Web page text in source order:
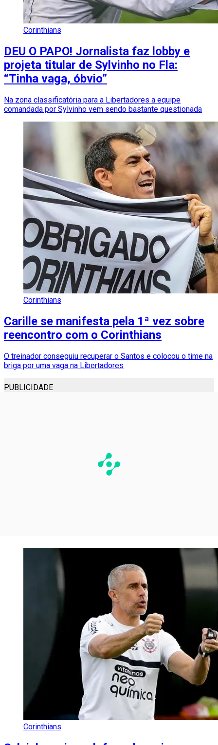
Corinthians
DEU O PAPO! Jornalista faz lobby e
projeta titular de Sylvinho no Fla:
“Tinha vaga, óbvio”
Na zona classificatória para a Libertadores a equipe
comandada por Sylvinho vem sendo bastante questionada
Corinthians
Carille se manifesta pela 1ª vez sobre
reencontro com o Corinthians
O treinador conseguiu recuperar o Santos e colocou o time na
briga por uma vaga na Libertadores
PUBLICIDADE
Corinthians